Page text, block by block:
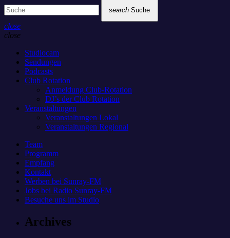
search Suche
close
close
Studiocam
Sendungen
Podcasts
Club Rotation
Anmeldung Club-Rotation
DJ’s der Club Rotation
Veranstaltungen
Veranstaltungen Lokal
Veranstaltungen Regional
Team
Programm
Empfang
Kontakt
Werben bei Sunray-FM
Jobs bei Radio Sunray-FM
Besuche uns im Studio
Archives